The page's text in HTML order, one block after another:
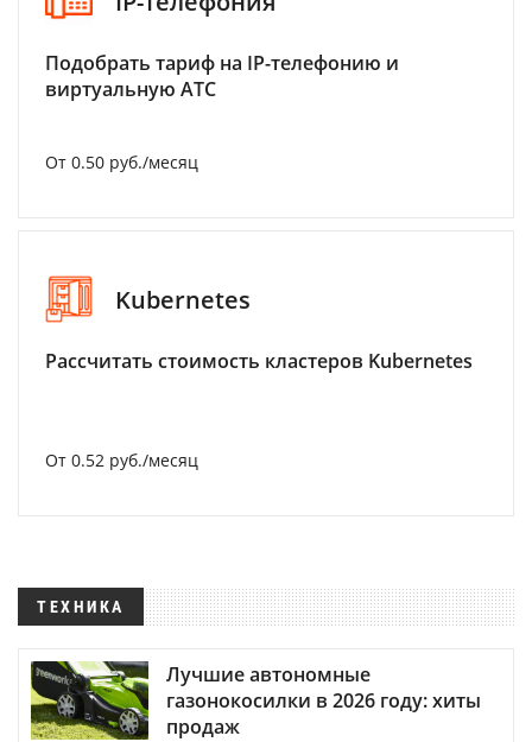
Подобрать тариф на IP-телефонию и
виртуальную АТС
От 0.50 руб./месяц
Kubernetes
Рассчитать стоимость кластеров Kubernetes
От 0.52 руб./месяц
ТЕХНИКА
Лучшие автономные
газонокосилки в 2026 году: хиты
продаж